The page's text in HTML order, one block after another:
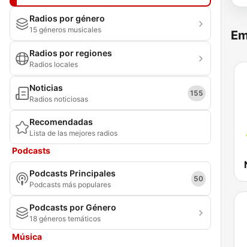
Radios por género
15 géneros musicales
Radios por regiones
Radios locales
Noticias
Radios noticiosas
155
Recomendadas
Lista de las mejores radios
Podcasts
Podcasts Principales
Podcasts más populares
50
Podcasts por Género
18 géneros temáticos
Música